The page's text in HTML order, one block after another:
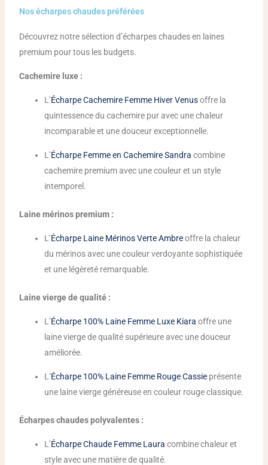
Nos écharpes chaudes préférées
Découvrez notre sélection d’écharpes chaudes en laines
premium pour tous les budgets.
Cachemire luxe :
L’Écharpe Cachemire Femme Hiver Venusoffre la
quintessence du cachemire pur avec une chaleur
incomparable et une douceur exceptionnelle.
L’Écharpe Femme en Cachemire Sandra combine
cachemire premium avec une couleur et un style
intemporel.
Laine mérinos premium :
L’Écharpe Laine Mérinos Verte Ambreoffre la chaleur
du mérinos avec une couleur verdoyante sophistiquée
et une légèreté remarquable.
Laine vierge de qualité :
L’Écharpe 100% Laine Femme Luxe Kiara offre une
laine vierge de qualité supérieure avec une douceur
améliorée.
L’Écharpe 100% Laine Femme Rouge Cassieprésente
une laine vierge généreuse en couleur rouge classique.
Écharpes chaudes polyvalentes :
L’Écharpe Chaude Femme Laura combine chaleur et
style avec une matière de qualité.